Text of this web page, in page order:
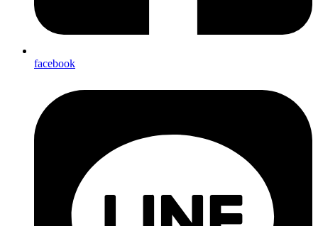
facebook